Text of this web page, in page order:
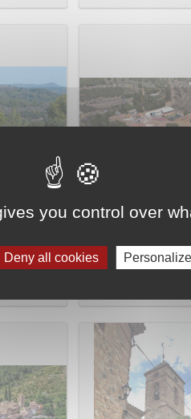
you control over
Deny all cookies Personalize